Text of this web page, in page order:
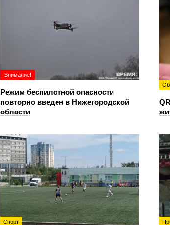
Внимание!
Режим беспилотной опасности
повторно введен в Нижегородской
области
Спорт